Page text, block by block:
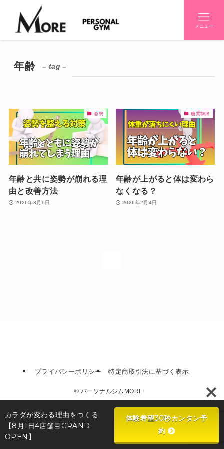
メニュー
年齢 – tag –
姿勢
年齢と共に姿勢が崩れる理
由と改善方法
2026年3月6日
糖質制限
年齢が上がると体は変わら
なくなる？
2026年2月4日
プライバシーポリシー 特定商取引法に基づく表示
© パーソナルジムMORE
カラダが変わる理由をつくる
【8月1日4店舗目GRAND
OPEN】
体験希望30秒カンタン予
約